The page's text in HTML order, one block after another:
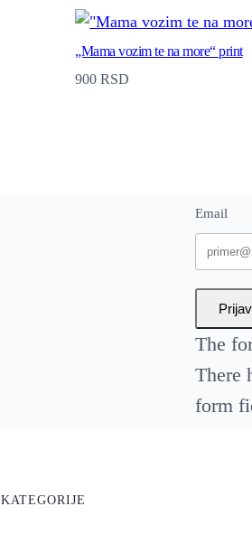
„Mama vozim te na more“ print
900RSD
Email
The
There
form
KATEGORIJE